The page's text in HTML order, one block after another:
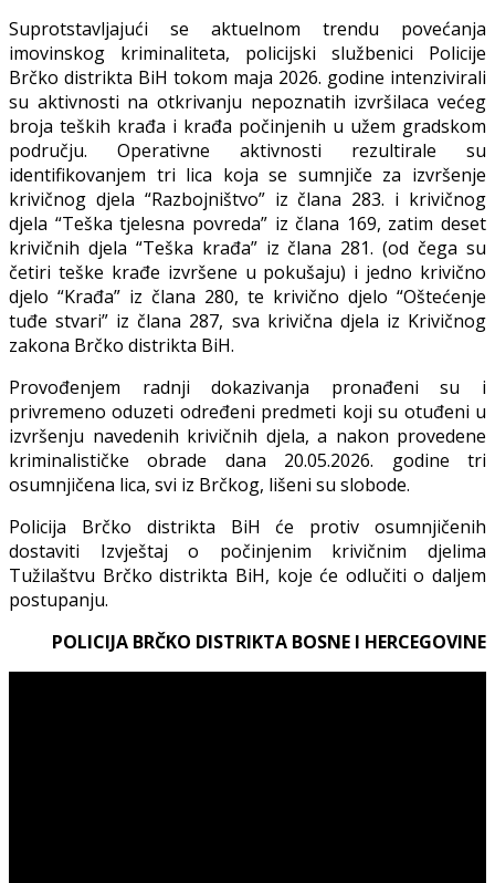
Suprotstavljajući se aktuelnom trendu povećanja
imovinskog kriminaliteta, policijski službenici Policije
Brčko distrikta BiH tokom maja 2026. godine intenzivirali
su aktivnosti na otkrivanju nepoznatih izvršilaca većeg
broja teških krađa i krađa počinjenih u užem gradskom
području. Operativne aktivnosti rezultirale su
identifikovanjem tri lica koja se sumnjiče za izvršenje
krivičnog djela “Razbojništvo” iz člana 283. i krivičnog
djela “Teška tjelesna povreda” iz člana 169, zatim deset
krivičnih djela “Teška krađa” iz člana 281. (od čega su
četiri teške krađe izvršene u pokušaju) i jedno krivično
djelo “Krađa” iz člana 280, te krivično djelo “Oštećenje
tuđe stvari” iz člana 287, sva krivična djela iz Krivičnog
zakona Brčko distrikta BiH.
Provođenjem radnji dokazivanja pronađeni su i
privremeno oduzeti određeni predmeti koji su otuđeni u
izvršenju navedenih krivičnih djela, a nakon provedene
kriminalističke obrade dana 20.05.2026. godine tri
osumnjičena lica, svi iz Brčkog, lišeni su slobode.
Policija Brčko distrikta BiH će protiv osumnjičenih
dostaviti Izvještaj o počinjenim krivičnim djelima
Tužilaštvu Brčko distrikta BiH, koje će odlučiti o daljem
postupanju.
POLICIJA BRČKO DISTRIKTA BOSNE I HERCEGOVINE